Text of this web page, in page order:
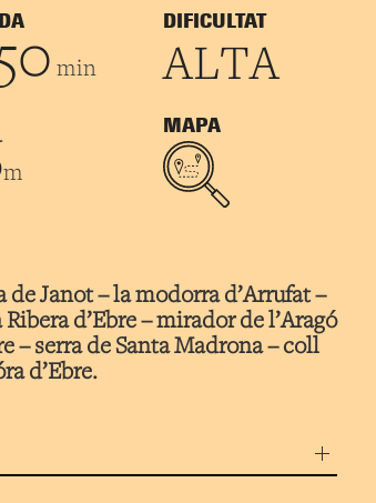
min
DIFICULTAT
ALTA
m
MAPA
de Janot – la modorra d’Arrufat –
d’Ebre – mirador de l’Aragó
– serra de Santa Madrona – coll
d’Ebre.